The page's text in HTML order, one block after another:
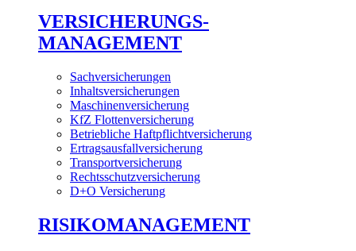
VERSICHERUNGS-
MANAGEMENT
Sachversicherungen
Inhaltsversicherungen
Maschinenversicherung
KfZ Flottenversicherung
Betriebliche Haftpflichtversicherung
Ertragsausfallversicherung
Transportversicherung
Rechtsschutzversicherung
D+O Versicherung
RISIKOMANAGEMENT